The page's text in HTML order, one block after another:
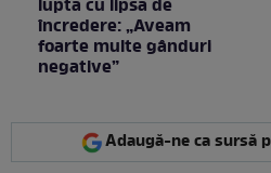
lupta cu lipsa de
încredere: „Aveam
foarte multe gânduri
negative”
Adaugă-ne ca sursă